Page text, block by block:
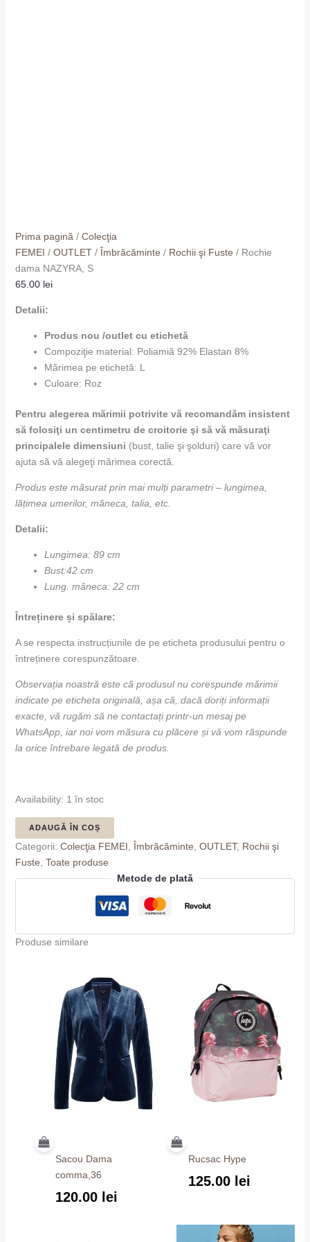
Prima pagină/ Colecţia
FEMEI / OUTLET/ Îmbrăcăminte / Rochii şi Fuste / Rochie
dama NAZYRA, S
65.00 lei
Detalii:
Produs nou /outlet cu etichetă
Compoziţie material: Poliamiă 92% Elastan 8%
Mărimea pe etichetă: L
Culoare: Roz
Pentru alegerea mărimii potrivite vărecomandăm insistent
săfolosiţi un centimetru de croitorie şi săvămăsuraţi
principalele dimensiuni (bust, talie şi şolduri) care vă vor
ajuta să vă alegeţi mărimea corectă.
Produs este măsurat prin mai mulți parametri – lungimea,
lățimea umerilor, mâneca, talia, etc.
Detalii:
Lungimea: 89 cm
Bust:42 cm
Lung. mâneca: 22 cm
Întreținere și spălare:
A se respecta instrucțiunile de pe eticheta produsului pentru o
întreținere corespunzătoare.
Observația noastră este că produsul nu corespunde mărimii
indicate pe eticheta originală, așa că, dacă doriți informații
exacte, vă rugăm să ne contactați printr-un mesaj pe
WhatsApp, iar noi vom măsura cu plăcere și vă vom răspunde
la orice întrebare legată de produs.
Availability: 1 în stoc
ADAUGĂ ÎN COȘ
Categorii: Colecţia FEMEI, Îmbrăcăminte, OUTLET, Rochii şi
Fuste, Toate produse
Metode de plată
Produse similare
Sacou Dama
comma,36
120.00 lei
Rucsac Hype
125.00 lei